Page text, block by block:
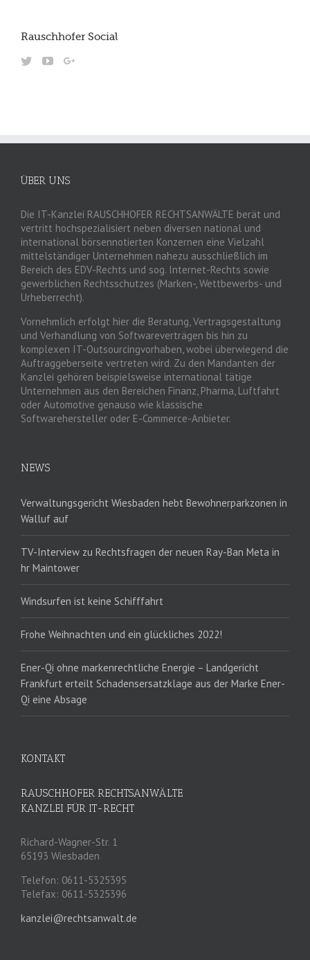
Rauschhofer Social
ÜBER UNS
Die IT-Kanzlei RAUSCHHOFER RECHTSANWÄLTE berät und
vertritt hochspezialisiert neben diversen national und
international börsennotierten Konzernen eine Vielzahl
mittelständiger Unternehmen nahezu ausschließlich im
Bereich des EDV-Rechts und sog. Internet-Rechts sowie
gewerblichen Rechtsschutzes (Marken-, Wettbewerbs- und
Urheberrecht).
Vornehmlich erfolgt hier die Beratung, Vertragsgestaltung
und Verhandlung von Softwareverträgen bis hin zu
komplexen IT-Outsourcingvorhaben, wobei überwiegend die
Auftraggeberseite vertreten wird. Zu den Mandanten der
Kanzlei gehören beispielsweise international tätige
Unternehmen aus den Bereichen Finanz, Pharma, Luftfahrt
oder Automotive genauso wie klassische
Softwarehersteller oder E-Commerce-Anbieter.
NEWS
Verwaltungsgericht Wiesbaden hebt Bewohnerparkzonen in
Walluf auf
TV-Interview zu Rechtsfragen der neuen Ray-Ban Meta in
hr Maintower
Windsurfen ist keine Schifffahrt
Frohe Weihnachten und ein glückliches 2022!
Ener-Qi ohne markenrechtliche Energie – Landgericht
Frankfurt erteilt Schadensersatzklage aus der Marke Ener-
Qi eine Absage
KONTAKT
RAUSCHHOFER RECHTSANWÄLTE
KANZLEI FÜR IT-RECHT
Richard-Wagner-Str. 1
65193 Wiesbaden
Telefon: 0611-5325395
Telefax: 0611-5325396
kanzlei@rechtsanwalt.de